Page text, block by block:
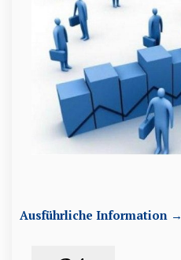
Ausführliche Information →